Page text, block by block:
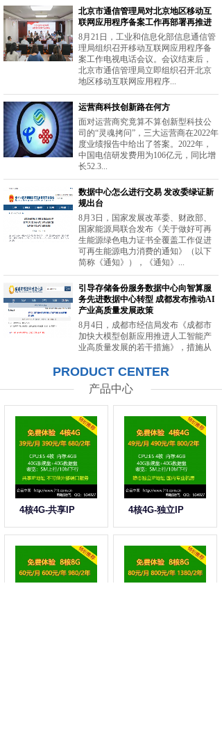
北京市通信管理局对北京地区移动互
联网应用程序备案工作再部署再推进
8月21日，工业和信息化部信息通信管
理局组织召开移动互联网应用程序备
案工作电视电话会议。会议结束后，
北京市通信管理局立即组织召开北京
地区移动互联网应用程序...
运营商科技创新路在何方
面对运营商究竟算不算创新型科技公
司的“灵魂拷问”，三大运营商在2022年
度业绩报告中给出了答案。2022年，
中国电信研发费用为106亿元，同比增
长52.3...
数据中心怎么进行交易 发改委绿证新
规出台
8月3日，国家发展改革委、财政部、
国家能源局联合发布《关于做好可再
生能源绿色电力证书全覆盖工作促进
可再生能源电力消费的通知》（以下
简称《通知》），《通知》...
引导存储备份服务数据中心向智算服
务先进数据中心转型 成都发布推动AI
产业高质量发展政策
8月4日，成都市经信局发布《成都市
加快大模型创新应用推进人工智能产
业高质量发展的若干措施》，措施从
力等方面提出20条举措。...
PRODUCT CENTER
产品中心
4核4G-共享IP 4核4G-独立IP